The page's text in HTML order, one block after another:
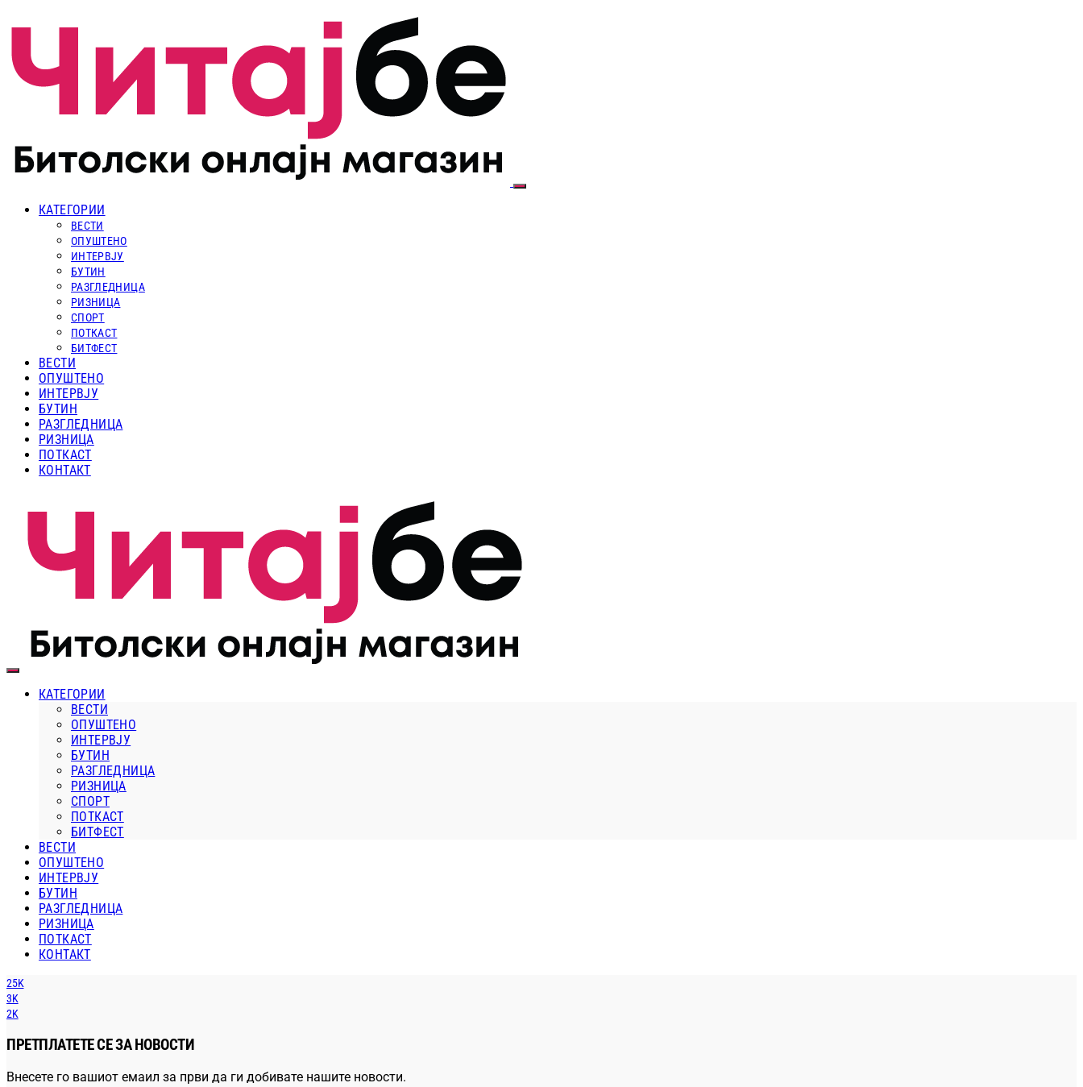
КАТЕГОРИИ
ВЕСТИ
ОПУШТЕНО
ИНТЕРВЈУ
БУТИН
РАЗГЛЕДНИЦА
РИЗНИЦА
СПОРТ
ПОТКАСТ
БИТФЕСТ
ВЕСТИ
ОПУШТЕНО
ИНТЕРВЈУ
БУТИН
РАЗГЛЕДНИЦА
РИЗНИЦА
ПОТКАСТ
КОНТАКТ
КАТЕГОРИИ
ВЕСТИ
ОПУШТЕНО
ИНТЕРВЈУ
БУТИН
РАЗГЛЕДНИЦА
РИЗНИЦА
СПОРТ
ПОТКАСТ
БИТФЕСТ
ВЕСТИ
ОПУШТЕНО
ИНТЕРВЈУ
БУТИН
РАЗГЛЕДНИЦА
РИЗНИЦА
ПОТКАСТ
КОНТАКТ
25K
3K
2K
ПРЕТПЛАТЕТЕ СЕ ЗА НОВОСТИ
Внесете го вашиот емаил за први да ги добивате нашите новости.